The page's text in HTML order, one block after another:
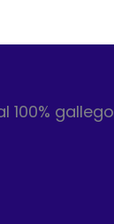
100% gallego